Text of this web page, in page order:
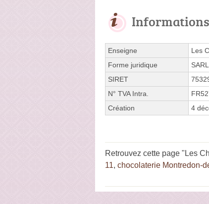
Informations
Enseigne
Les
Forme juridique
SARL
SIRET
N° TVA Intra.
Création
4
Retrouvez cette page "Les
11, chocolaterie Montredon-